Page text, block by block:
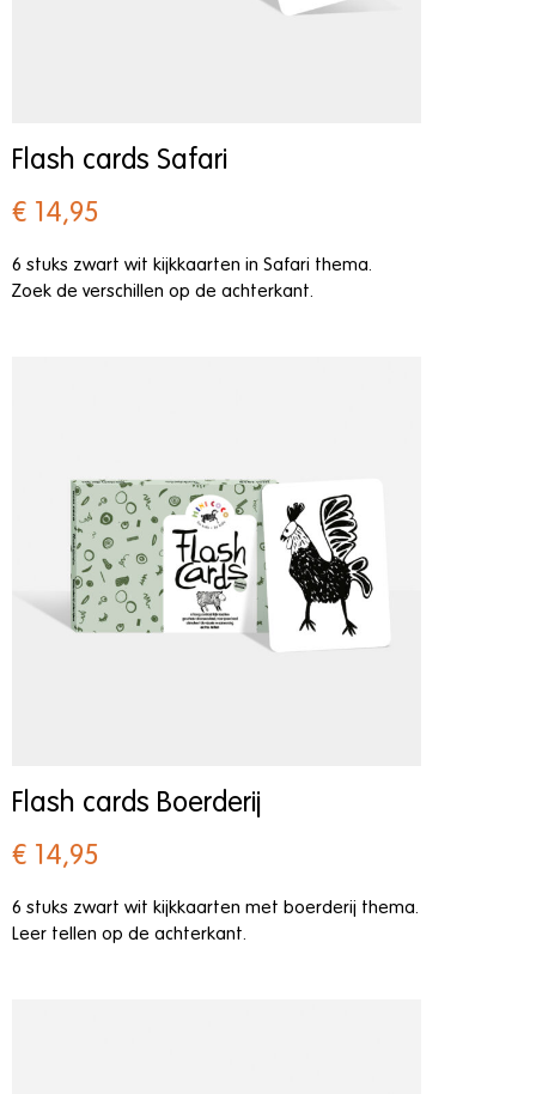
Flash cards Safari
€ 14,95
6 stuks zwart wit kijkkaarten in Safari thema.
Zoek de verschillen op de achterkant.
Flash cards Boerderij
€ 14,95
6 stuks zwart wit kijkkaarten met boerderij thema.
Leer tellen op de achterkant.